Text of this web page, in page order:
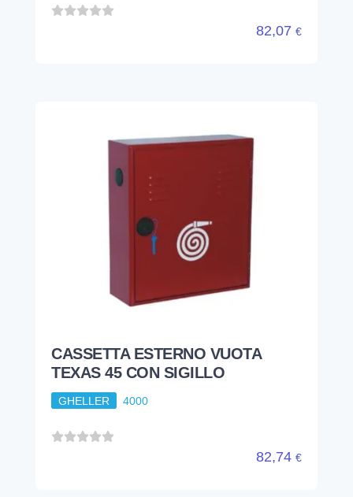
82,07 €
CASSETTA ESTERNO VUOTA
TEXAS 45 CON SIGILLO
GHELLER 4000
82,74 €